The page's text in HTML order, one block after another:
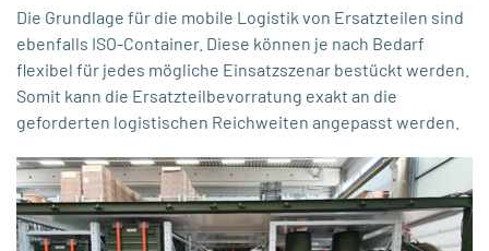
Die Grundlage für die mobile Logistik von Ersatzteilen sind
ebenfalls ISO-Container. Diese können je nach Bedarf
flexibel für jedes mögliche Einsatzszenar bestückt werden.
Somit kann die Ersatzteilbevorratung exakt an die
geforderten logistischen Reichweiten angepasst werden.